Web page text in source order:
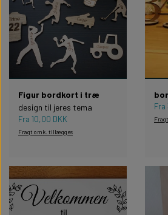
Figur bordkort i træ
design til jeres tema
Fra 10,00 DKK
Fragt omk. tillægges
Fra